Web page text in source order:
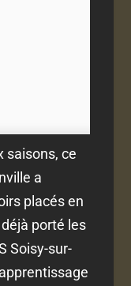
saisons, ce
a
placés en
porté les
Soisy-sur-